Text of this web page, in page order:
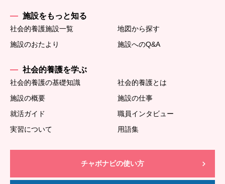
施設をもっと知る
社会的養護施設一覧
地図から探す
施設のおたより
施設へのQ&A
社会的養護を学ぶ
社会的養護の基礎知識
社会的養護とは
施設の概要
施設の仕事
就活ガイド
職員インタビュー
実習について
用語集
チャボナビの使い方